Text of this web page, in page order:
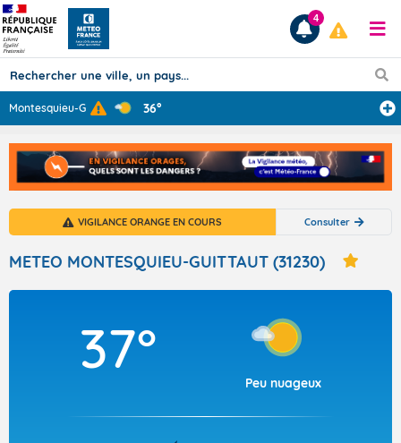
Prévisions
TOUS LES RÉSULTATS
Articles
4
Montesquieu-Gui... 36°
VIGILANCE ORANGE EN COURS Consulter
METEO MONTESQUIEU-GUITTAUT (31230)
37°
Peu nuageux